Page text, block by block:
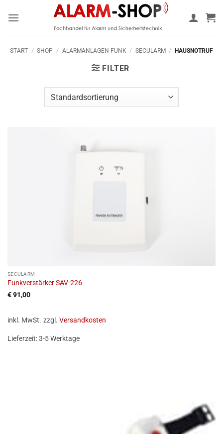
Inhalt
START / SHOP / ALARMANLAGEN FUNK / SECULARM / HAUSNOTRUF
FILTER
SECULARM
Funkverstärker SAV-226
€91,00
inkl. MwSt. zzgl. Versandkosten
Lieferzeit:3-5 Werktage